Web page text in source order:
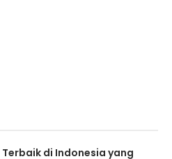
Terbaik di Indonesia yang